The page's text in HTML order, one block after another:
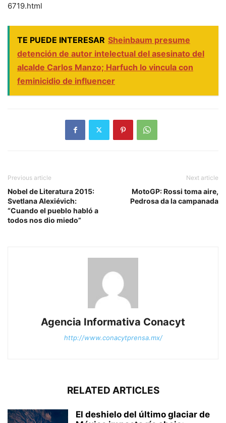
6719.html
TE PUEDE INTERESAR Sheinbaum presume
detención de autor intelectual del asesinato del
alcalde Carlos Manzo; Harfuch lo vincula con
feminicidio de influencer
Previous article
Nobel de Literatura 2015:
Svetlana Alexiévich:
“Cuando el pueblo habló a
todos nos dio miedo”
Next article
MotoGP: Rossi toma aire,
Pedrosa da la campanada
Agencia Informativa Conacyt
http://www.conacytprensa.mx/
RELATED ARTICLES
El deshielo del último glaciar de